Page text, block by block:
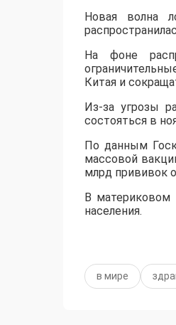
Новая волна
На фоне
Китая и
Из-за угрозы
состояться в
По данным
массовой
млрд прививок
В материковом
населения.
в мире